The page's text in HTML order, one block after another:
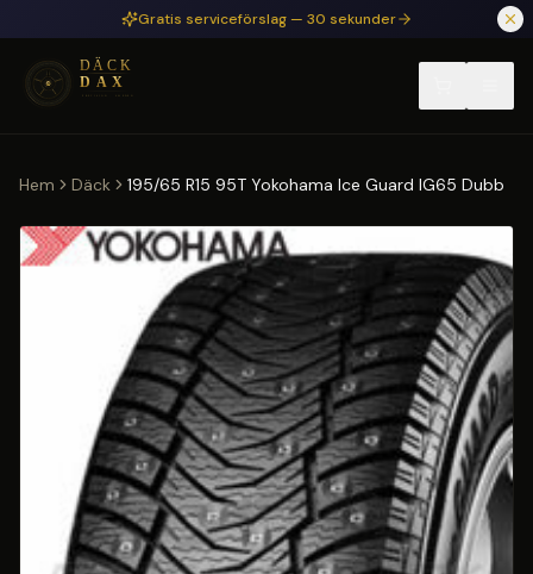
Hoppa till huvudinnehållGratis serviceförslag — 30 sekunder
Hem Däck 195/65 R15 95T Yokohama Ice Guard IG65 Dubb